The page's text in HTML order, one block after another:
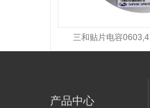
三和贴片电容
产品中心